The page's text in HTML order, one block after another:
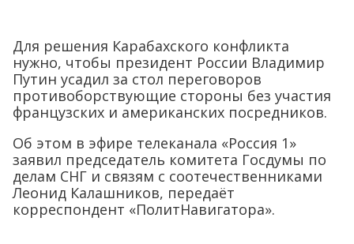
Для решения Карабахского конфликта
нужно, чтобы президент России Владимир
Путин усадил за стол переговоров
противоборствующие стороны без участия
французских и американских посредников.
Об этом в эфире телеканала «Россия 1»
заявил председатель комитета Госдумы по
делам СНГ и связям с соотечественниками
Леонид Калашников, передаёт
корреспондент «ПолитНавигатора».